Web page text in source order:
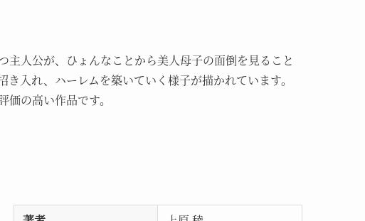
主人公が、ひょんなことから美人母子の面倒を見ること
入れ、ハーレムを築いていく様子が描かれています。
の高い作品です。